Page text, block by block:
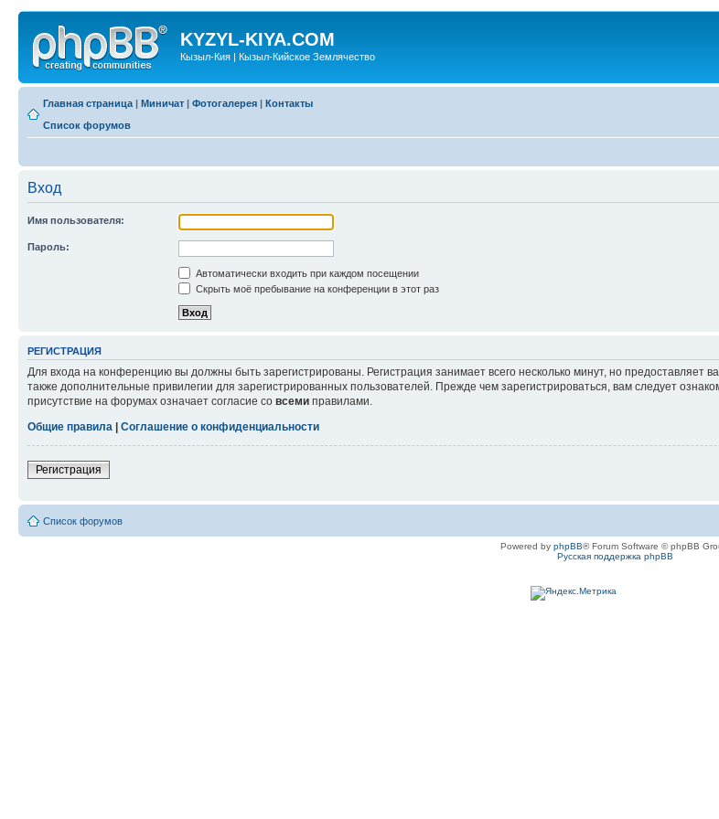
KYZYL-KIYA.COM
Кызыл-Кия | Кызыл-Кийское Землячество
Главная страница | Миничат | Фотогалерея | Контакты
Список форумов
Вход
Имя пользователя:
Пароль:
Автоматически входить при каждом посещении
Скрыть моё пребывание на конференции в этот раз
РЕГИСТРАЦИЯ
Для входа на конференцию вы должны быть зарегистрированы. Регистрация занимает всего несколько минут, но
также дополнительные привилегии для зарегистрированных пользователей. Прежде чем зарегистрироваться, вам следует
присутствие на форумах означает согласие со всеми правилами.
Общие правила
Соглашение о конфиденциальности
Регистрация
Список форумов
Powered by phpBB® Forum Software © phpBB
Русская поддержка phpBB